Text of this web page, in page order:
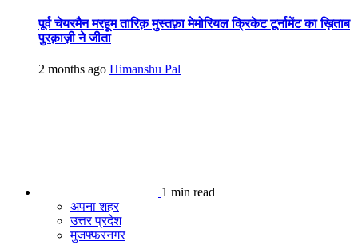
पूर्व चेयरमैन मरहूम तारिक़ मुस्तफ़ा मेमोरियल क्रिकेट टूर्नामेंट का ख़िताब
पुरक़ाज़ी ने जीता
2 months ago Himanshu Pal
1 min read
अपना शहर
उत्तर प्रदेश
मुजफ्फरनगर